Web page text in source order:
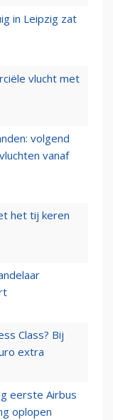
in Leipzig zat
vlucht met
volgend
vanaf
het tij keren
Class? Bij
extra
eerste Airbus
oplopen